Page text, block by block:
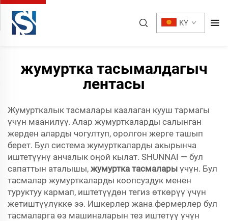
KY
жумуртка тасымалдагыч
лентасы
Жумурткалык тасмалары каалаган кууш тармагы
үчүн маанилүү. Алар жумурткаларды салынган
жерден аларды чогултуп, оролгон жерге ташып
берет. Бул система жумурткаларды акырынча
иштетүүнү анчалык оңой кылат. SHUNNAI — бул
сапаттын аталышы, жумуртка тасмалары үчүн. Бул
тасмалар жумурткаларды коопсуздук менен
туруктуу кармап, иштетүүдөн тегиз өткөрүү үчүн
жетиштүүлүккө ээ. Ишкерлер жана фермерлер бул
тасмаларга өз машиналарын тез иштетүү үчүн